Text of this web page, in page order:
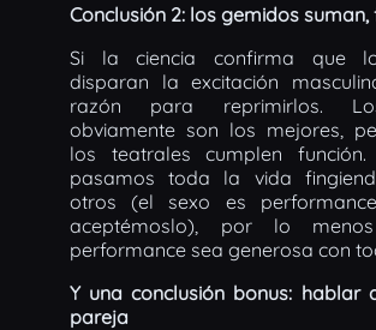
Conclusión 2: los gemidos
Si la ciencia confirma que
disparan la excitación
razón para reprimirlos.
obviamente son los mejores,
los teatrales cumplen
pasamos toda la vida
otros (el sexo es
aceptémoslo), por lo
performance sea generosa con
Y una conclusión bonus: hablar
pareja